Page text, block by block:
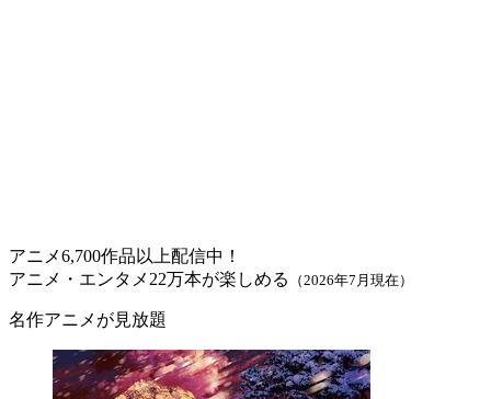
アニメ6,700作品以上配信中！
アニメ・エンタメ22万本が楽しめる
（2026年7月現在）
名作アニメが見放題